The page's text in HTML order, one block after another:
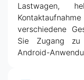
Lastwagen,
verschiedene
Sie Zugang
Android-